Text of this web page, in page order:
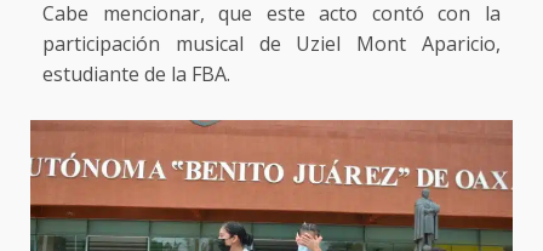
Cabe mencionar, que este acto contó con la
participación musical de Uziel Mont Aparicio,
estudiante de la FBA.